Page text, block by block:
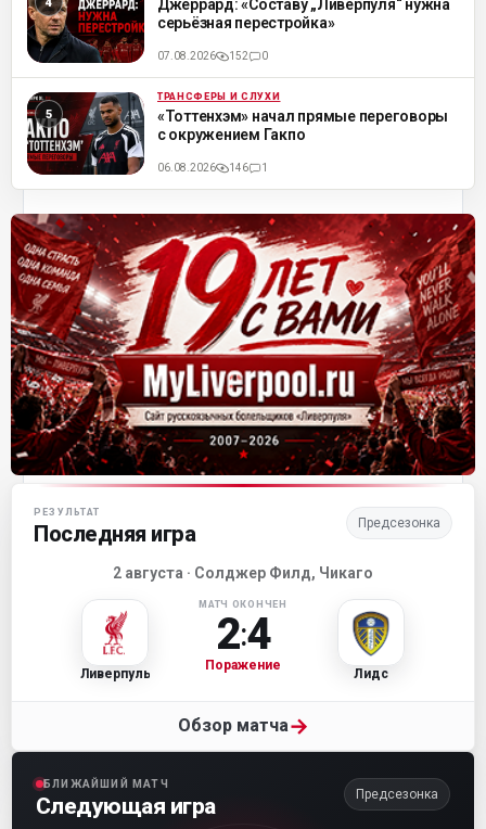
Джеррард: «Составу „Ливерпуля“ нужна
серьёзная перестройка»
07.08.2026 152 0
ML ТРАНСФЕРЫ И СЛУХИ
«Тоттенхэм» начал прямые переговоры
с окружением Гакпо
06.08.2026 146 1
Матч-центр «Ливерпуля»
РЕЗУЛЬТАТ
Последняя игра Предсезонка
2 августа · Солджер Филд, Чикаго
Ливерпуль
МАТЧ ОКОНЧЕН
2:4
Поражение
Лидс
Обзор матча→
БЛИЖАЙШИЙ МАТЧ
Следующая игра Предсезонка